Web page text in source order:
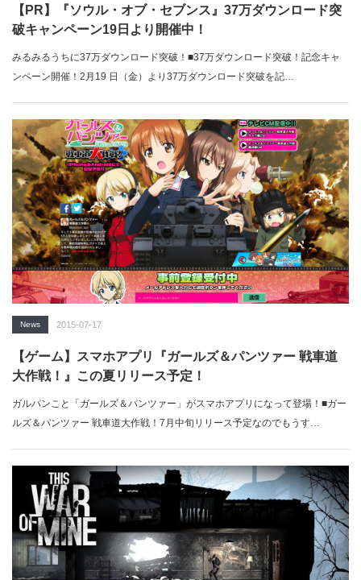
【PR】『ソウル・オブ・セブンス』37万ダウンロード突
破キャンペーン19日より開催中！
みるみるうちに37万ダウンロード突破！■37万ダウンロード突破！記念キャ
ンペーン開催！2月19 日（金）より37万ダウンロード突破を記…
News 2015-07-17
【ゲーム】スマホアプリ『ガールズ＆パンツァー 戦車道
大作戦！』この夏リリース予定！
ガルパンこと「ガールズ＆パンツァー」がスマホアプリになって登場！■ガー
ルズ＆パンツァー 戦車道大作戦！7月中旬リリース予定なのでもうす…